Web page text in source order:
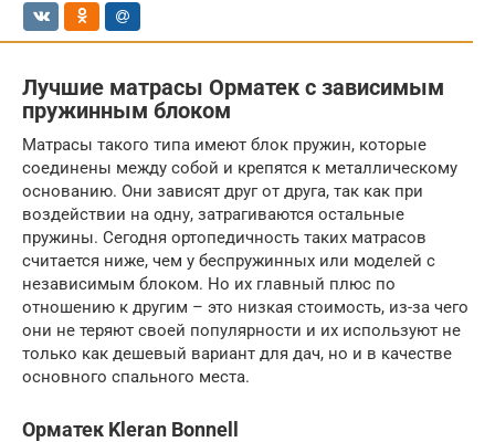
Лучшие матрасы Орматек с зависимым
пружинным блоком
Матрасы такого типа имеют блок пружин, которые
соединены между собой и крепятся к металлическому
основанию. Они зависят друг от друга, так как при
воздействии на одну, затрагиваются остальные
пружины. Сегодня ортопедичность таких матрасов
считается ниже, чем у беспружинных или моделей с
независимым блоком. Но их главный плюс по
отношению к другим – это низкая стоимость, из-за чего
они не теряют своей популярности и их используют не
только как дешевый вариант для дач, но и в качестве
основного спального места.
Орматек Kleran Bonnell